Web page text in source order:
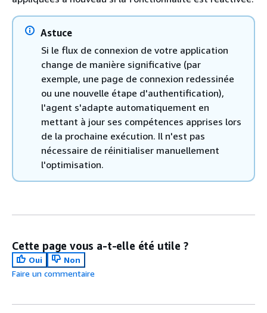
Astuce
Si le flux de connexion de votre application
change de manière significative (par
exemple, une page de connexion redessinée
ou une nouvelle étape d'authentification),
l'agent s'adapte automatiquement en
mettant à jour ses compétences apprises lors
de la prochaine exécution. Il n'est pas
nécessaire de réinitialiser manuellement
l'optimisation.
Cette page vous a-t-elle été utile ?
Oui
Non
Faire un commentaire